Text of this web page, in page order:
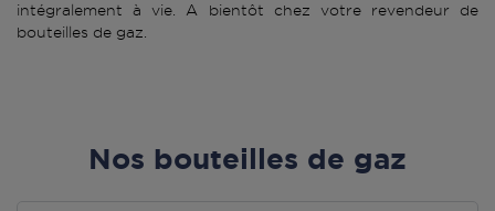
intégralement à vie. A bientôt chez votre revendeur de
bouteilles de gaz.
Nos bouteilles de gaz